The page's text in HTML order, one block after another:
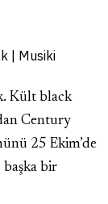
Kült black
Century
25 Ekim’de
başka bir